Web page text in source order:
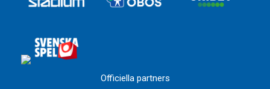
Officiella partners